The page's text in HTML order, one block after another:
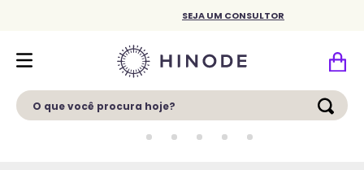
SEJA UM CONSULTOR
O que você procura hoje?